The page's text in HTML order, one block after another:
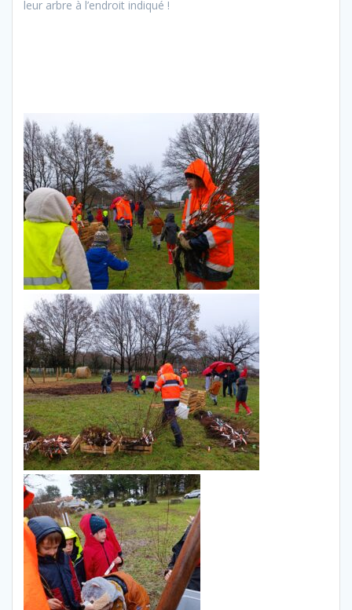
leur arbre à l’endroit indiqué !